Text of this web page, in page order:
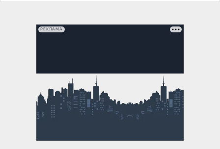
РЕКЛАМА